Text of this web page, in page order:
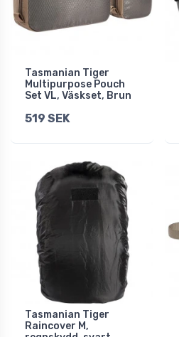
Tasmanian Tiger
Multipurpose Pouch
Set VL, Väskset, Brun
519 SEK
Tasmanian Tiger
Raincover M,